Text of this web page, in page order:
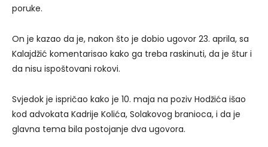
poruke.
On je kazao da je, nakon što je dobio ugovor 23. aprila, sa
Kalajdžić komentarisao kako ga treba raskinuti, da je štur i
da nisu ispoštovani rokovi.
Svjedok je ispričao kako je 10. maja na poziv Hodžića išao
kod advokata Kadrije Kolića, Solakovog branioca, i da je
glavna tema bila postojanje dva ugovora.